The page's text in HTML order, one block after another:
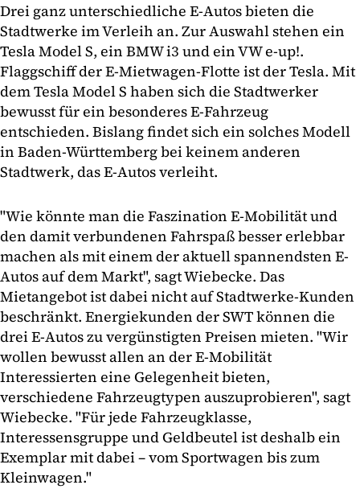
Drei ganz unterschiedliche E-Autos bieten die
Stadtwerke im Verleih an. Zur Auswahl stehen ein
Tesla Model S, ein BMW i3 und ein VW e-up!.
Flaggschiff der E-Mietwagen-Flotte ist der Tesla. Mit
dem Tesla Model S haben sich die Stadtwerker
bewusst für ein besonderes E-Fahrzeug
entschieden. Bislang findet sich ein solches Modell
in Baden-Württemberg bei keinem anderen
Stadtwerk, das E-Autos verleiht.
"Wie könnte man die Faszination E-Mobilität und
den damit verbundenen Fahrspaß besser erlebbar
machen als mit einem der aktuell spannendsten E-
Autos auf dem Markt", sagt Wiebecke. Das
Mietangebot ist dabei nicht auf Stadtwerke-Kunden
beschränkt. Energiekunden der SWT können die
drei E-Autos zu vergünstigten Preisen mieten. "Wir
wollen bewusst allen an der E-Mobilität
Interessierten eine Gelegenheit bieten,
verschiedene Fahrzeugtypen auszuprobieren", sagt
Wiebecke. "Für jede Fahrzeugklasse,
Interessensgruppe und Geldbeutel ist deshalb ein
Exemplar mit dabei – vom Sportwagen bis zum
Kleinwagen."